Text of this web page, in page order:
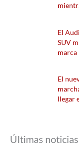
El
SUV
marca
El
llegar
Últimas noticias